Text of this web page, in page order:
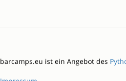
barcamps.eu ist ein Angebot des